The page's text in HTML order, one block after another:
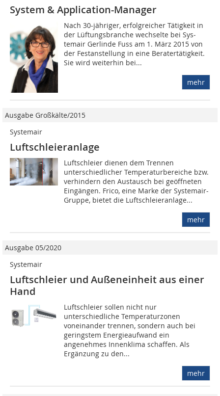
System & Application-Manager
Nach 30-jähriger, erfolgreicher Tätigkeit in
der Lüftungsbranche wechselte bei Sys­
temair Gerlinde Fuss am 1. März 2015 von
der Festanstellung in eine Beratertätigkeit.
Sie wird weiterhin bei...
mehr
Ausgabe Großkälte/2015
Systemair
Luftschleieranlage
Luftschleier dienen dem Trennen
unterschiedlicher Temperaturbereiche bzw.
verhindern den Austausch bei geöffneten
Eingängen. Frico, eine Marke der Systemair-
Gruppe, bietet die Luftschleieranlage...
mehr
Ausgabe 05/2020
Systemair
Luftschleier und Außeneinheit aus einer
Hand
Luftschleier sollen nicht nur
unterschiedliche Temperaturzonen
voneinander trennen, sondern auch bei
geringstem Energieaufwand ein
angenehmes Innenklima schaffen. Als
Ergänzung zu den...
mehr